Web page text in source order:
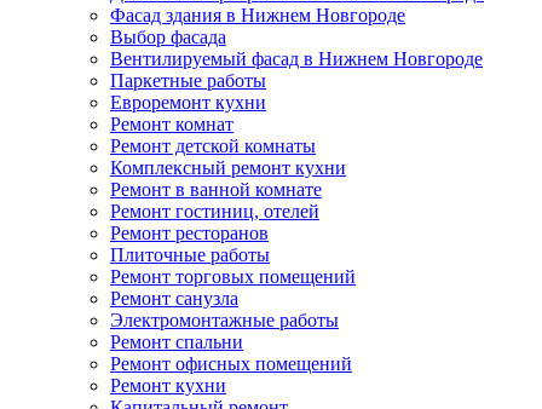
Фасад здания в Нижнем Новгороде
Выбор фасада
Вентилируемый фасад в Нижнем Новгороде
Паркетные работы
Евроремонт кухни
Ремонт комнат
Ремонт детской комнаты
Комплексный ремонт кухни
Ремонт в ванной комнате
Ремонт гостиниц, отелей
Ремонт ресторанов
Плиточные работы
Ремонт торговых помещений
Ремонт санузла
Электромонтажные работы
Ремонт спальни
Ремонт офисных помещений
Ремонт кухни